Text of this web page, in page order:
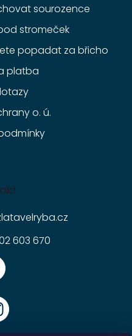
sourozence
stromeček
popadat za břicho
platba
o. ú.
603 670